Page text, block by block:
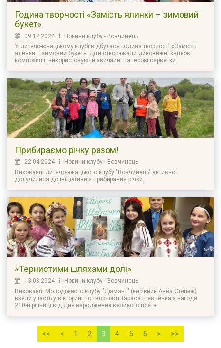
Година творчості «Замість ялинки – зимовий
букет»
09.12.2024
Новини клубу - Вовчинець
У дитячо-юнацькому клубі відбулася година творчості «Замість
ялинки – зимовий букет». Діти створювали дивовижні квіткові
композиції, використовуючи звичайні паперові серветки.
Прибираємо річку разом!
22.04.2024
Новини клубу - Вовчинець
Вихованці дитячо-юнацького клубу "Вовчинець" активно
долучилися до ініціативи з прибирання річки.
«Тернистими шляхами долі»
13.03.2024
Новини клубу - Вовчинець
Вихованці Молодіжного клубу "Діамант" (керівник Анна Стецюк)
взяли участь у вікторині по творчості Тараса Шевченка з нагоди
210-й річниці від Дня народження великого поета.
<< < 1 2 3 4 5 6 > >>